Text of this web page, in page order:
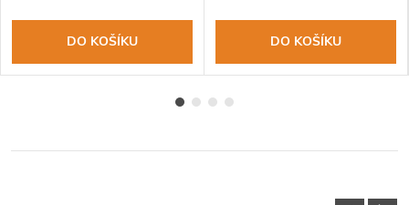
DO KOŠÍKU DO KOŠÍKU